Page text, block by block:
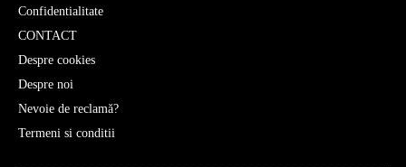
Confidentialitate
CONTACT
Despre cookies
Despre noi
Nevoie de reclamă?
Termeni si conditii